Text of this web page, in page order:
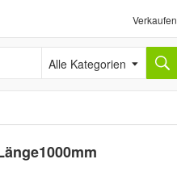
Verkaufen
Alle Kategorien